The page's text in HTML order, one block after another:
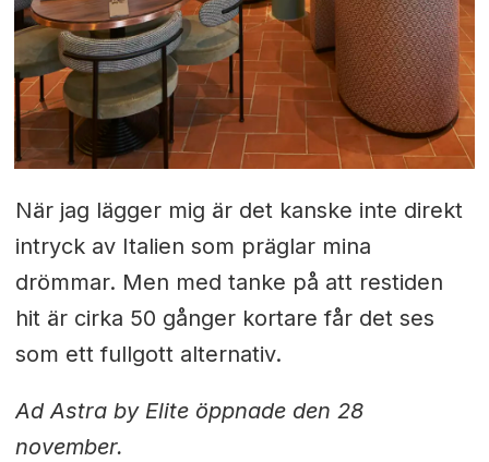
När jag lägger mig är det kanske inte direkt
intryck av Italien som präglar mina
drömmar. Men med tanke på att restiden
hit är cirka 50 gånger kortare får det ses
som ett fullgott alternativ.
Ad Astra by Elite öppnade den 28
november.